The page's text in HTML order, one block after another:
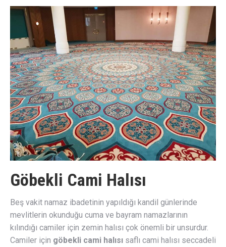
Göbekli Cami Halısı
Beş vakit namaz ibadetinin yapıldığı kandil günlerinde
mevlitlerin okunduğu cuma ve bayram namazlarının
kılındığı camiler için zemin halısı çok önemli bir unsurdur.
Camiler için göbekli cami halısı saflı cami halısı seccadeli